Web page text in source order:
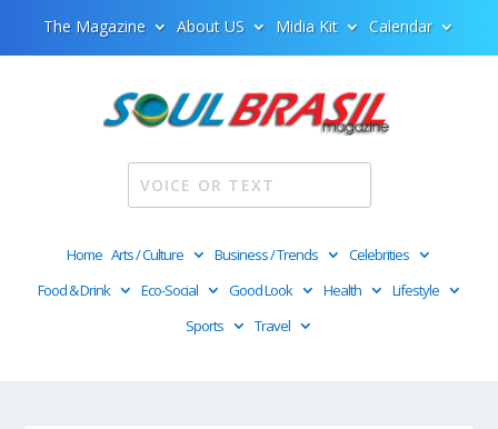
The Magazine About US Midia Kit Calendar
Home Arts / Culture Business / Trends
Celebrities
Food & Drink
Eco-Social Good Look Health
Lifestyle
Sports
Travel